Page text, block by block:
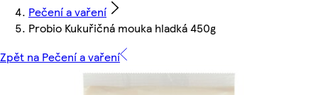
Pečení a vaření
Probio Kukuřičná mouka hladká 450g
Zpět na Pečení a vaření